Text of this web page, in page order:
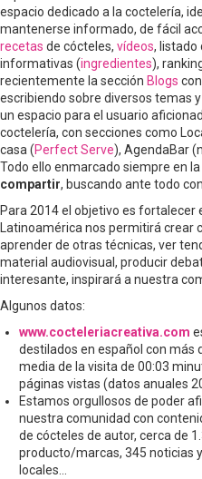
espacio dedicado a la coctelería,
mantenerse informado, de fácil
recetas de cócteles, vídeos, listado
informativas (ingredientes),
recientemente la sección Blogs
escribiendo sobre diversos temas
un espacio para el usuario
coctelería, con secciones como
casa (Perfect Serve), AgendaBar
Todo ello enmarcado siempre en
compartir, buscando ante todo
Para 2014 el objetivo es fortalecer
Latinoamérica nos permitirá crear
aprender de otras técnicas, ver
material audiovisual, producir
interesante, inspirará a nuestra
Algunos datos:
www.cocteleriacreativa.com
destilados en español con más
media de la visita de 00:03
páginas vistas (datos anuales
Estamos orgullosos de poder
nuestra comunidad con
de cócteles de autor, cerca de
producto/marcas, 345 noticias
locales...